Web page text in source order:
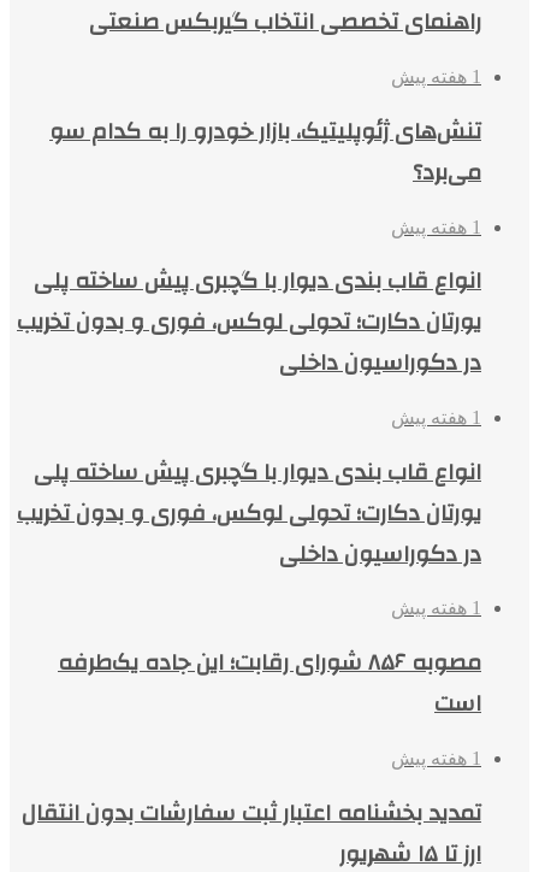
راهنمای تخصصی انتخاب گیربکس صنعتی
1 هفته پیش
تنش‌های ژئوپلیتیک، بازار خودرو را به کدام سو
می‌برد؟
1 هفته پیش
انواع قاب بندی دیوار با گچبری پیش ساخته پلی
یورتان دکارت؛ تحولی لوکس، فوری و بدون تخریب
در دکوراسیون داخلی
1 هفته پیش
انواع قاب بندی دیوار با گچبری پیش ساخته پلی
یورتان دکارت؛ تحولی لوکس، فوری و بدون تخریب
در دکوراسیون داخلی
1 هفته پیش
مصوبه ۸۵۶ شورای رقابت؛ این جاده یک‌طرفه
است
1 هفته پیش
تمدید بخشنامه اعتبار ثبت سفارشات بدون انتقال
ارز تا ۱۵ شهریور